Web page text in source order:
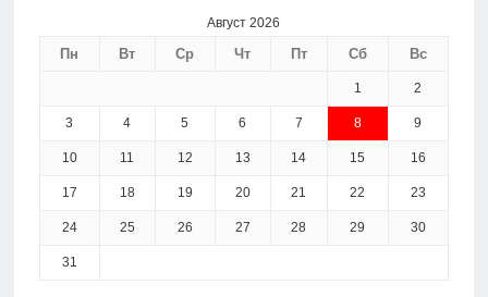
Август 2026
Пн Вт Ср Чт Пт Сб Вс
1 2
3 4 5 6 7 8 9
10 11 12 13 14 15 16
17 18 19 20 21 22 23
24 25 26 27 28 29 30
31